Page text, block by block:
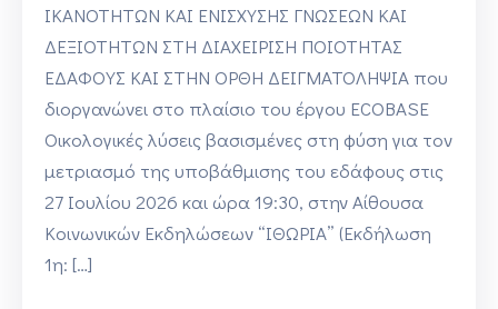
ΙΚΑΝΟΤΗΤΩΝ ΚΑΙ ΕΝΙΣΧΥΣΗΣ ΓΝΩΣΕΩΝ ΚΑΙ
ΔΕΞΙΟΤΗΤΩΝ ΣΤΗ ΔΙΑΧΕΙΡΙΣΗ ΠΟΙΟΤΗΤΑΣ
ΕΔΑΦΟΥΣ ΚΑΙ ΣΤΗΝ ΟΡΘΗ ΔΕΙΓΜΑΤΟΛΗΨΙΑ που
διοργανώνει στο πλαίσιο του έργου ECOBASE
Οικολογικές λύσεις βασισμένες στη φύση για τον
μετριασμό της υποβάθμισης του εδάφους στις
27 Ιουλίου 2026 και ώρα 19:30, στην Αίθουσα
Κοινωνικών Εκδηλώσεων “ΙΘΩΡΙΑ” (Εκδήλωση
1η: […]